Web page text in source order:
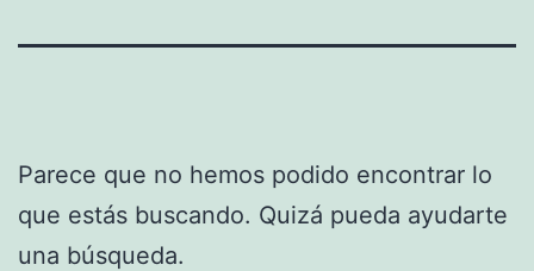
Parece que no hemos podido encontrar lo
que estás buscando. Quizá pueda ayudarte
una búsqueda.